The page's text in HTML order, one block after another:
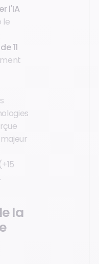
l'IA
le
11
la